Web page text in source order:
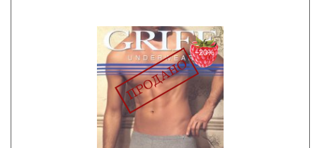
−20%